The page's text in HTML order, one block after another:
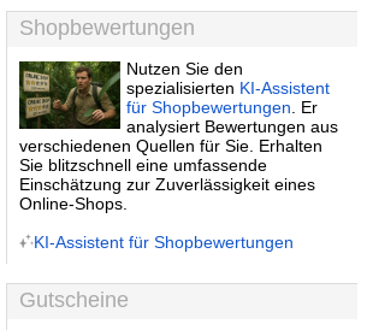
Shopbewertungen
Nutzen Sie den
spezialisierten KI-Assistent
für Shopbewertungen . Er
analysiert Bewertungen aus
verschiedenen Quellen für Sie. Erhalten
Sie blitzschnell eine umfassende
Einschätzung zur Zuverlässigkeit eines
Online-Shops.
KI-Assistent für Shopbewertungen
Gutscheine